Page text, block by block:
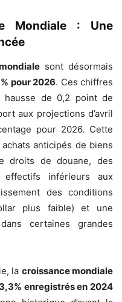
Mondiale : Une
sont désormais
pour 2026. Ces chiffres
hausse de 0,2 point de
aux projections d’avril
pour 2026. Cette
anticipés de biens
droits de douane, des
inférieurs aux
des conditions
plus faible) et une
certaines grandes
la croissance mondiale
3,3% enregistrés en 2024